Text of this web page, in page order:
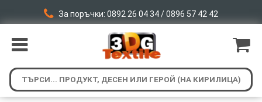
За поръчки: 0892 26 04 34 / 0896 57 42 42